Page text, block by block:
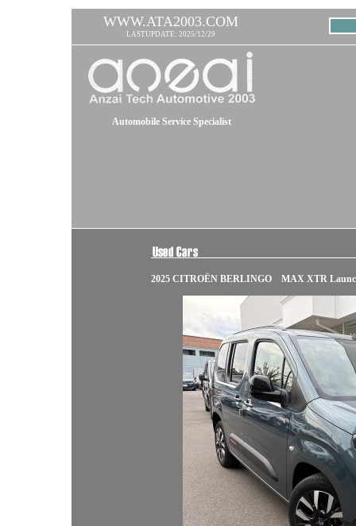
WWW.ATA2003.COM
LASTUPDATE: 2025/12/29
Automobile Service Specialist
2025 CITROËN BERLINGO MAX XTR